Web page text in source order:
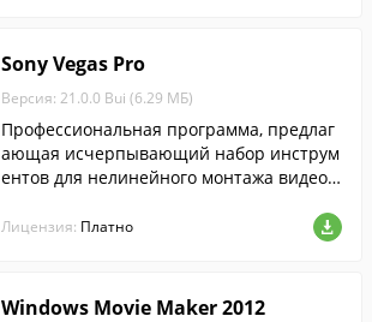
Sony Vegas Pro
Версия: 21.0.0 Bui (6.29 МБ)
Профессиональная программа, предлаг
ающая исчерпывающий набор инструм
ентов для нелинейного монтажа видео
Лицензия: Платно
Windows Movie Maker 2012